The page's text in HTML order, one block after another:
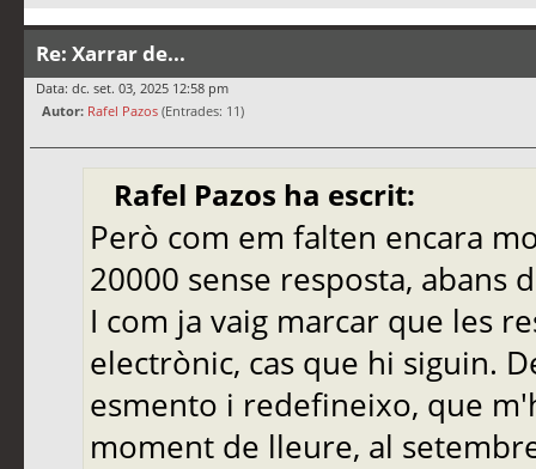
Re: Xarrar de...
Data: dc. set. 03, 2025 12:58 pm
Autor: Rafel Pazos (Entrades: 11)
Rafel Pazos ha escrit:
Però com em falten encara
20000 sense resposta, abans
I com ja vaig marcar que les
electrònic, cas que hi siguin.
esmento i redefineixo, que
moment de lleure, al